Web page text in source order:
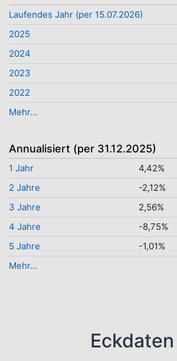
Laufendes Jahr (per 15.07.2026)
2025
2024
2023
2022
Mehr...
Annualisiert (per 31.12.2025)
1 Jahr
4,42%
2 Jahre
-2,12%
3 Jahre
2,56%
4 Jahre
-8,75%
5 Jahre
-1,01%
Mehr...
Eckdaten